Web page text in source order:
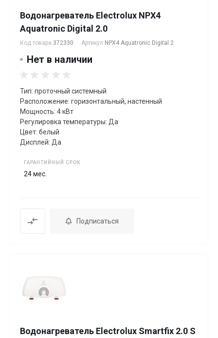
Водонагреватель Electrolux NPX4
Aquatronic Digital 2.0
Код товара 372330 Артикул NPX4 Aquatronic Digital 2
Нет в наличии
Тип: проточный системный
Расположение: горизонтальный, настенный
Мощность: 4 кВт
Регулировка температуры: Да
Цвет: белый
Дисплей: Да
ГАРАНТИЙНЫЙ СРОК
24 мес.
Подписаться
Водонагреватель Electrolux Smartfix 2.0 S